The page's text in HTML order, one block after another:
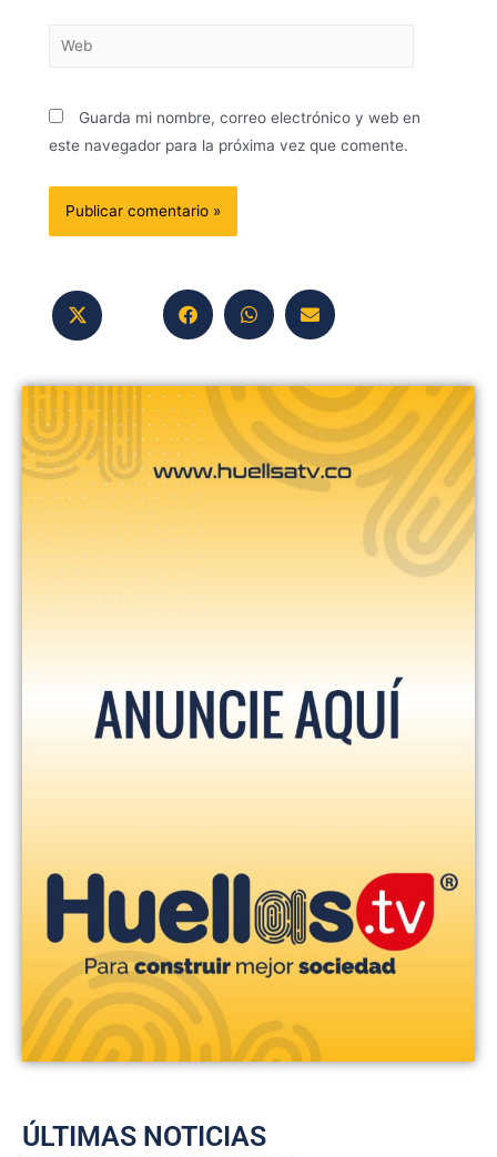
Guarda mi nombre, correo electrónico y web en
este navegador para la próxima vez que comente.
ÚLTIMAS NOTICIAS